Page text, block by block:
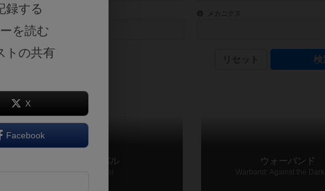
世界観や登場人物などモチーフ・ストーリーを指定することができます。直感的にゲームシステム
テーマ/フレーバー ゲーム性を構成するコアシステムで
リセット
アライバル ウォーバンド
Warband: Against the
録する
を読む
トの共有
X
Facebook